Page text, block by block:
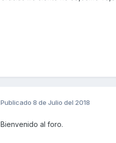
Publicado 8 de Julio del 2018
Bienvenido al foro.